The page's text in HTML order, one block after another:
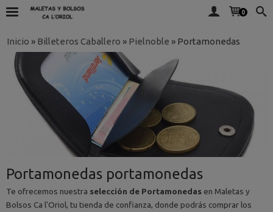
0
Inicio » Billeteros Caballero » Pielnoble » Portamonedas
Portamonedas portamonedas
Te ofrecemos nuestra selección de Portamonedas en Maletas y
Bolsos Ca l'Oriol, tu tienda de confianza, donde podrás comprar los